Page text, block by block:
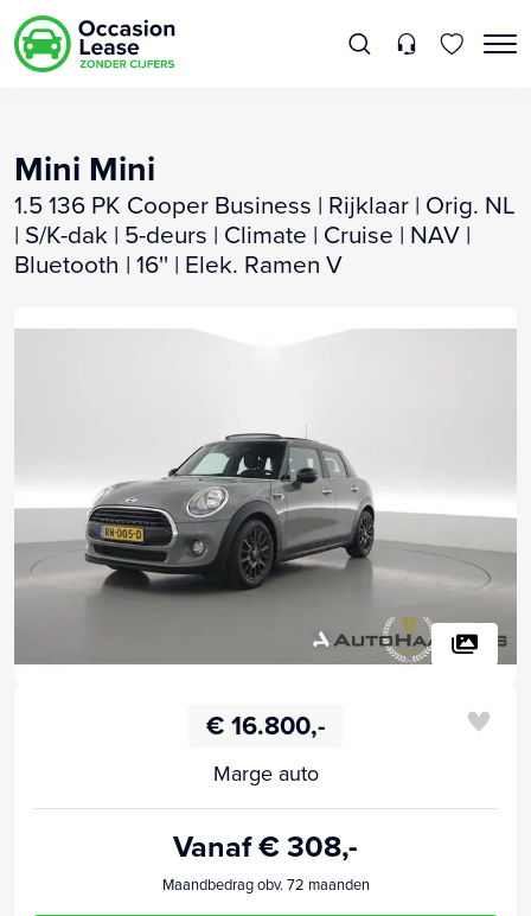
Mini Mini
1.5 136 PK Cooper Business | Rijklaar | Orig. NL
| S/K-dak | 5-deurs | Climate | Cruise | NAV |
Bluetooth | 16'' | Elek. Ramen V
€ 16.800,-
Marge auto
Vanaf € 308,-
Maandbedrag obv. 72 maanden